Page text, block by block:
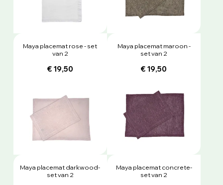
Maya placemat rose - set
van 2
€ 19,50
Maya placemat maroon -
set van 2
€ 19,50
Maya placemat darkwood-
set van 2
Maya placemat concrete-
set van 2